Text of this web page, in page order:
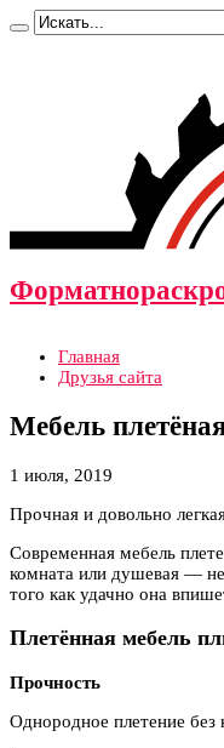
Главная
Друзья сайта
Мебель
1 июля, 2019
Прочная и довольно
Современная мебель
комната или душевая —
того как удачно она
Плетённая мебель
Прочность
Однородное плетение без